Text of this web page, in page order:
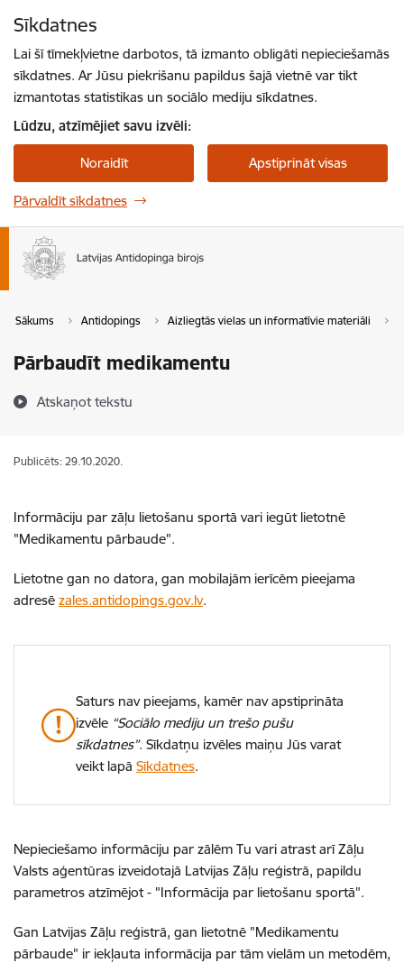
Sīkdatnes
Lai šī tīmekļvietne darbotos, tā izmanto obligāti nepieciešamās
sīkdatnes. Ar Jūsu piekrišanu papildus šajā vietnē var tikt
izmantotas statistikas un sociālo mediju sīkdatnes.
Lūdzu, atzīmējiet savu izvēli:
Noraidīt Apstiprināt visas
Pārvaldīt sīkdatnes
Sākums Antidopings Aizliegtās vielas un informatīvie materiāli
Pārbaudīt medikamentu
Atskaņot tekstu
Publicēts: 29.10.2020.
Informāciju par zāļu lietošanu sportā vari iegūt lietotnē
"Medikamentu pārbaude".
Lietotne gan no datora, gan mobilajām ierīcēm pieejama
adresē zales.antidopings.gov.lv.
Saturs nav pieejams, kamēr nav apstiprināta
izvēle “Sociālo mediju un trešo pušu
sīkdatnes”. Sīkdatņu izvēles maiņu Jūs varat
veikt lapā Sīkdatnes.
Nepieciešamo informāciju par zālēm Tu vari atrast arī Zāļu
Valsts aģentūras izveidotajā Latvijas Zāļu reģistrā, papildu
parametros atzīmējot - "Informācija par lietošanu sportā".
Gan Latvijas Zāļu reģistrā, gan lietotnē "Medikamentu
pārbaude" ir iekļauta informācija par tām vielām un metodēm,